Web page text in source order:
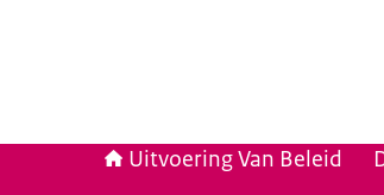
Uitvoering Van Beleid